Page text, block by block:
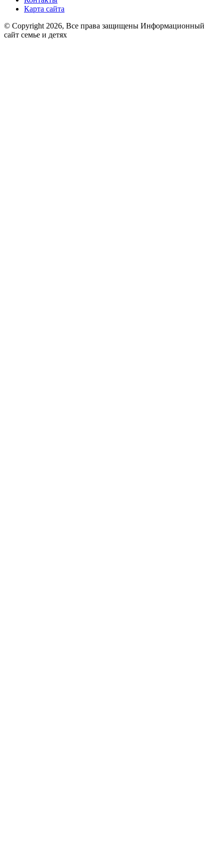
Карта сайта
© Copyright 2026, Все права защищены Информационный
сайт семье и детях